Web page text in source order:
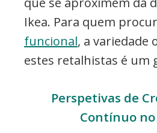
Ikea. Para quem
funcional, a variedade
estes retalhistas é um
Perspetivas de
Contínuo